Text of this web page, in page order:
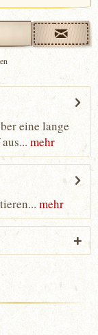
eine lange
mehr
mehr